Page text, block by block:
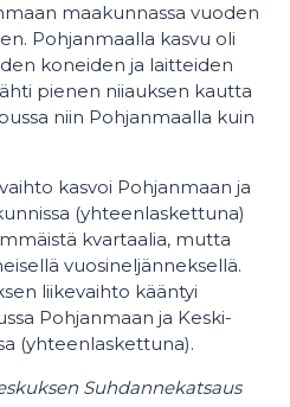
maakunnassa vuoden
Pohjanmaalla kasvu oli
koneiden ja laitteiden
pienen niiauksen kautta
niin Pohjanmaalla kuin
kasvoi Pohjanmaan ja
(yhteenlaskettuna)
kvartaalia, mutta
vuosineljänneksellä.
liikevaihto kääntyi
Pohjanmaan ja Keski-
(yhteenlaskettuna).
Suhdannekatsaus